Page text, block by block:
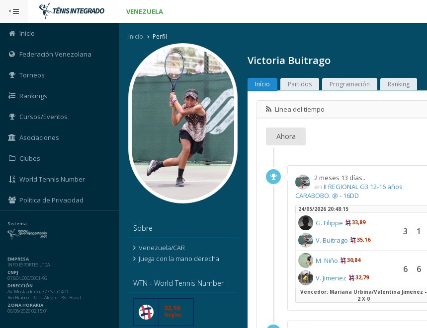
VENEZUELA
Inicio
Federación Venezolana
Torneos
Rankings
Cursos/Eventos
Asociaciones
Clubes
World Tennis Number
Política de Privacidad
Sistema:
EMPRESA
INFO ESPORTES LTDA
CNPJ
07.804.000/0001-93
DIRECCIÓN
Av. Mostardeiro, 777 Sala 1401
Rio Branco - Porto Alegre - RS - Brasil
ZONA HORARIA
06/08/2026 02:15:01
Inicio Perfil
Victoria Buitrago
Sobre
Venezuela/CAR
Juega con la mano derecha.
WTN - World Tennis Number
32,56
Singles
Início Partidos Programación Ranking
Línea del tiempo
Ahora
2 meses 13 días..
en II REGIONAL G3 12-16 años
CARABOBO. @ - 16DD
24/05/2026 20:48:15
G. Filippe 33,89
V. Buitrago 35,16
3 1
M. Niño 30,84
V. Jimenez 32,79
6 6
Vencedor: Mariana Urbina/Valentina Jimenez -
2 X 0